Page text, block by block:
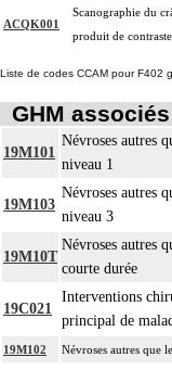
ACQK001
Scanographie du
produit de contraste
Liste de codes CCAM pour F402
GHM
19M101
Névroses autres
niveau 1
19M103
Névroses autres
niveau 3
19M10T
Névroses autres
courte durée
19C021
Interventions
principal de
19M102 Névroses autres que